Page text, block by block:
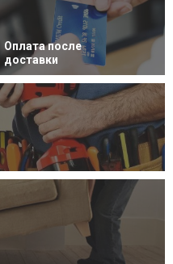
Оплата после
доставки